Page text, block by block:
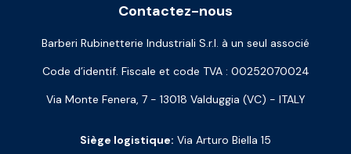
Contactez-nous
Barberi Rubinetterie Industriali S.r.l. à un seul associé
Code d’identif. Fiscale et code TVA : 00252070024
Via Monte Fenera, 7 - 13018 Valduggia (VC) - ITALY
Siège logistique: Via Arturo Biella 15